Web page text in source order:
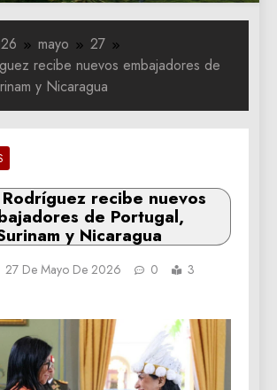
mayo
27
recibe nuevos embajadores de
y Nicaragua
recibe nuevos
de Portugal,
y Nicaragua
27 De Mayo De 2026 0
3